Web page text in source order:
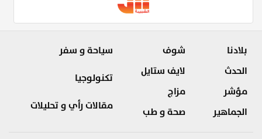
بلادنا
الحدث
مؤشر
الجماهير
شوف
لايف ستايل
مزاج
صحة و طب
سياحة و سفر
تكنولوجيا
مقالات رأي و تحليلات